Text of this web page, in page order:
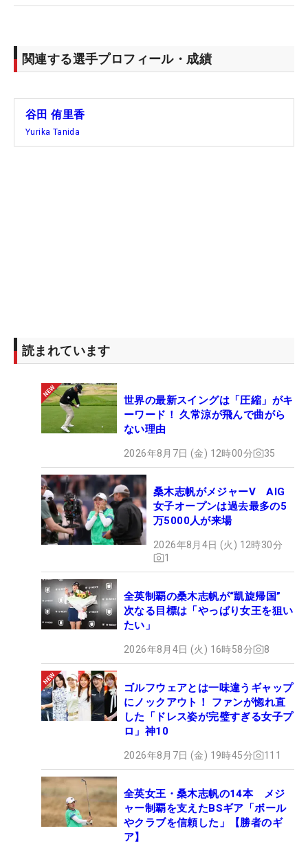
関連する選手プロフィール・成績
谷田 侑里香
Yurika Tanida
読まれています
世界の最新スイングは「圧縮」がキ
ーワード！ 久常涼が飛んで曲がら
ない理由
2026年8月7日 (金) 12時00分 35
桑木志帆がメジャーV AIG
女子オープンは過去最多の5
万5000人が来場
2026年8月4日 (火) 12時30分
1
全英制覇の桑木志帆が“凱旋帰国”
次なる目標は「やっぱり女王を狙い
たい」
2026年8月4日 (火) 16時58分 8
ゴルフウェアとは一味違うギャップ
にノックアウト！ ファンが惚れ直
した「ドレス姿が完璧すぎる女子プ
ロ」神10
2026年8月7日 (金) 19時45分 111
全英女王・桑木志帆の14本 メジ
ャー制覇を支えたBSギア「ボール
やクラブを信頼した」【勝者のギ
ア】